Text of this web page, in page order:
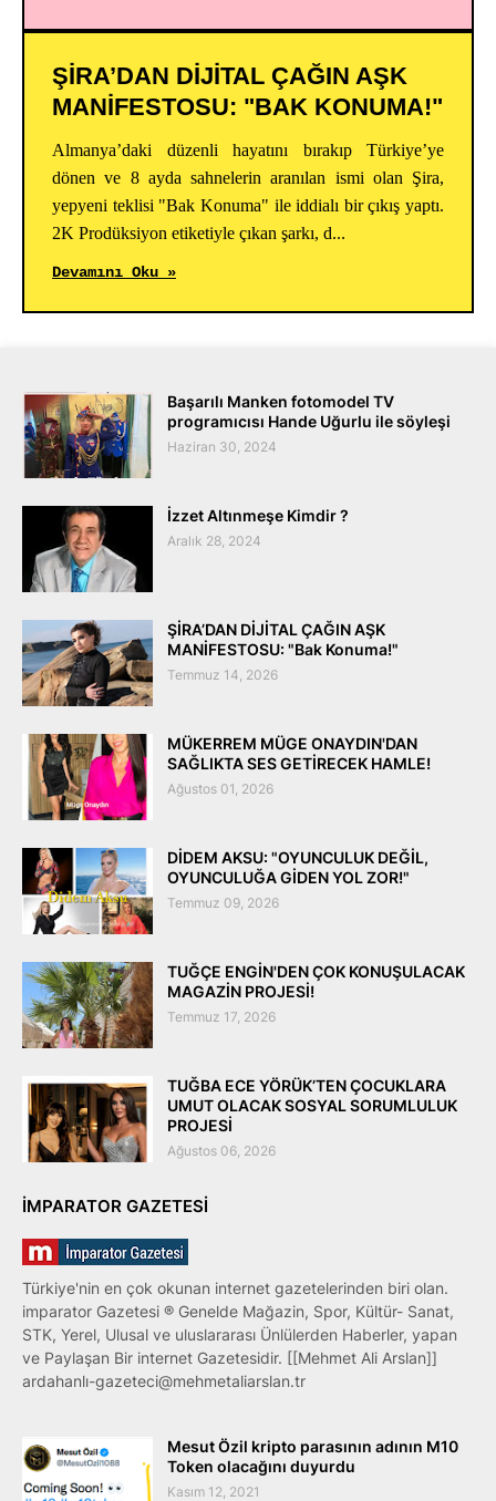
ŞİRA’DAN DİJİTAL ÇAĞIN AŞK
MANİFESTOSU: "BAK KONUMA!"
Almanya’daki düzenli hayatını bırakıp Türkiye’ye
dönen ve 8 ayda sahnelerin aranılan ismi olan Şira,
yepyeni teklisi "Bak Konuma" ile iddialı bir çıkış yaptı.
2K Prodüksiyon etiketiyle çıkan şarkı, d...
Devamını Oku »
Başarılı Manken fotomodel TV
programıcısı Hande Uğurlu ile söyleşi
Haziran 30, 2024
İzzet Altınmeşe Kimdir ?
Aralık 28, 2024
ŞİRA’DAN DİJİTAL ÇAĞIN AŞK
MANİFESTOSU: "Bak Konuma!"
Temmuz 14, 2026
MÜKERREM MÜGE ONAYDIN'DAN
SAĞLIKTA SES GETİRECEK HAMLE!
Ağustos 01, 2026
DİDEM AKSU: "OYUNCULUK DEĞİL,
OYUNCULUĞA GİDEN YOL ZOR!"
Temmuz 09, 2026
TUĞÇE ENGİN'DEN ÇOK KONUŞULACAK
MAGAZİN PROJESİ!
Temmuz 17, 2026
TUĞBA ECE YÖRÜK’TEN ÇOCUKLARA
UMUT OLACAK SOSYAL SORUMLULUK
PROJESİ
Ağustos 06, 2026
IMPARATOR GAZETESI
Türkiye'nin en çok okunan internet gazetelerinden biri olan.
imparator Gazetesi ® Genelde Mağazin, Spor, Kültür- Sanat,
STK, Yerel, Ulusal ve uluslararası Ünlülerden Haberler, yapan
ve Paylaşan Bir internet Gazetesidir. [[Mehmet Ali Arslan]]
ardahanlı-gazeteci@mehmetaliarslan.tr
Mesut Özil kripto parasının adının M10
Token olacağını duyurdu
Kasım 12, 2021